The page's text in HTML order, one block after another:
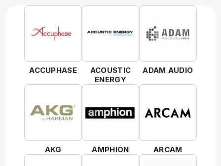
ACCUPHASE
ACOUSTIC
ENERGY
ADAM AUDIO
AKG AMPHION ARCAM